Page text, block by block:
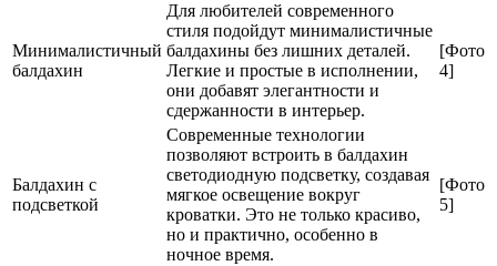
Минималистичный
балдахин
Для любителей современного
стиля подойдут минималистичные
балдахины без лишних деталей.
Легкие и простые в исполнении,
они добавят элегантности и
сдержанности в интерьер.
[Фото
4]
Балдахин с
подсветкой
Современные технологии
позволяют встроить в балдахин
светодиодную подсветку, создавая
мягкое освещение вокруг
кроватки. Это не только красиво,
но и практично, особенно в
ночное время.
[Фото
5]